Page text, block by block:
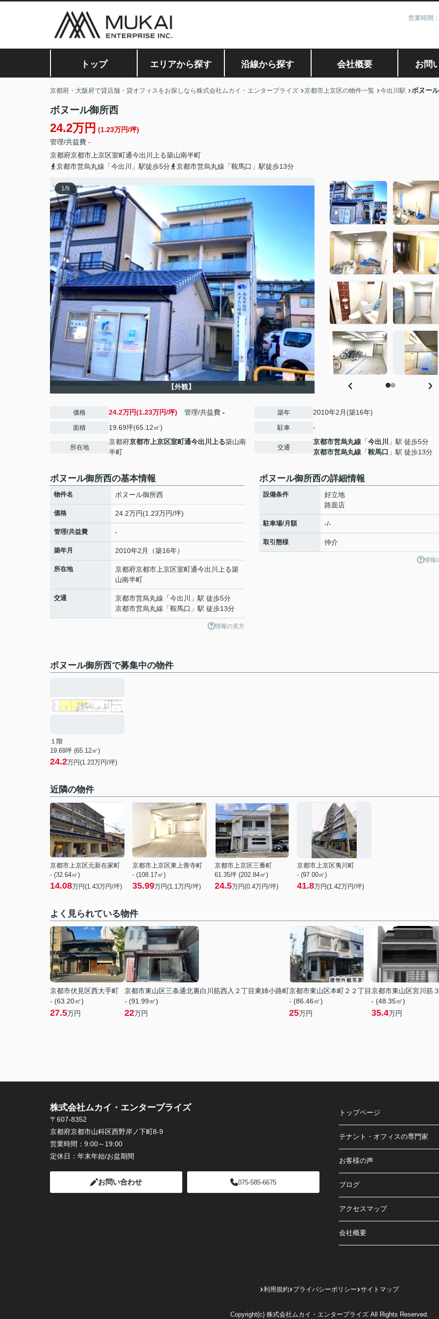
営業時間
トップ エリアから探す 沿線から探す 会社概要 お問
京都府・大阪府で貸店舗・貸オフィスをお探しなら株式会社ムカイ・エンタープライズ 京都市上京区の物件一覧 今出川駅 ボヌー
ボヌール御所西
24.2万円 (1.23万円/坪)
管理/共益費 -
京都府京都市上京区室町通今出川上る築山南半町
京都市営烏丸線「今出川」駅徒歩5分
京都市営烏丸線「鞍馬口」駅徒歩13分
1/9
【外観】
価格 24.2万円(1.23万円/坪) 管理/共益費 -
面積 19.69坪(65.12㎡)
所在地
京都府京都市上京区室町通今出川上る築山南
半町
築年 2010年2月(築16年)
駐車 -
交通
京都市営烏丸線 「今出川
」駅 徒歩5分
京都市営烏丸線 「鞍馬口 」駅 徒歩13分
ボヌール御所西の基本情報
物件名 ボヌール御所西
価格 24.2万円(1.23万円/坪)
管理/共益費 -
築年月 2010年2月（築16年）
所在地 京都府京都市上京区室町通今出川上る築
山南半町
交通 京都市営烏丸線 「今出川
」駅 徒歩5分
京都市営烏丸線 「鞍馬口 」駅 徒歩13分
情報の見方
ボヌール御所西の詳細情報
設備条件
好立地
路面店
駐車場/月額 -/-
取引態様 仲介
情報
ボヌール御所西で募集中の物件
１階
19.69坪 (65.12㎡)
24.2万円(1.23万円/坪)
近隣の物件
京都市上京区元新在家町
- (32.64㎡)
14.08万円(1.43万円/坪)
京都市上京区東上善寺町
- (108.17㎡)
35.99万円(1.1万円/坪)
京都市上京区三番町
61.35坪 (202.84㎡)
24.5万円(0.4万円/坪)
京都市上京区夷川町
- (97.00㎡)
41.8万円(1.42万円/坪)
よく見られている物件
京都市伏見区西大手町
- (63.20㎡)
27.5万円
京都市東山区三条通北裏白川筋西入２丁目東姉小路町
- (91.99㎡)
22万円
京都市東山区本町２２丁目
- (86.46㎡)
25万円
京都市東山区宮川筋
- (48.35㎡)
35.4万円
株式会社ムカイ・エンタープライズ
〒607-8352
京都府京都市山科区西野岸ノ下町8-9
営業時間： 9:00～19:00
定休日： 年末年始/お盆期間
お問い合わせ 075-585-6675
トップページ
テナント・オフィスの専門家
お客様の声
ブログ
アクセスマップ
会社概要
利用規約 プライバシーポリシー サイトマップ
Copyright(c) 株式会社ムカイ・エンタープライズ All Rights Reserved.